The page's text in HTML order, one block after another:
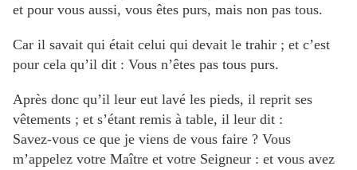
et pour vous aussi, vous êtes purs, mais non pas tous.
Car il savait qui était celui qui devait le trahir ; et c’est
pour cela qu’il dit : Vous n’êtes pas tous purs.
Après donc qu’il leur eut lavé les pieds, il reprit ses
vêtements ; et s’étant remis à table, il leur dit :
Savez-vous ce que je viens de vous faire ? Vous
m’appelez votre Maître et votre Seigneur : et vous avez